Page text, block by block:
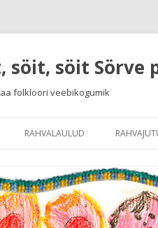
söit, söit Sörve
folkloori veebikogumik
RAHVALAULUD
LAULUDE JA MÄNGUDE NIMEKIRI